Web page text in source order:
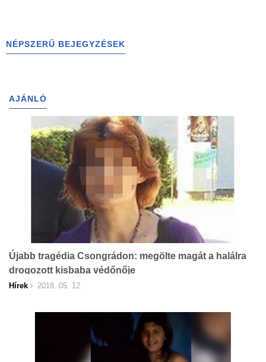
NÉPSZERŰ BEJEGYZÉSEK
AJÁNLÓ
Újabb tragédia Csongrádon: megölte magát a halálra
drogozott kisbaba védőnője
Hírek 2018. 05. 12.